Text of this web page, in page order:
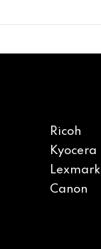
Ricoh
Kyocera
Lexmark
Canon